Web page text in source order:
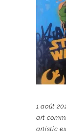
1 août
art
artistic